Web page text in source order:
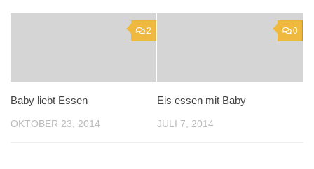
2
Baby liebt Essen
OKTOBER 23, 2014
0
Eis essen mit Baby
JULI 7, 2014